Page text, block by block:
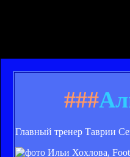
###
Главный тренер Таврии